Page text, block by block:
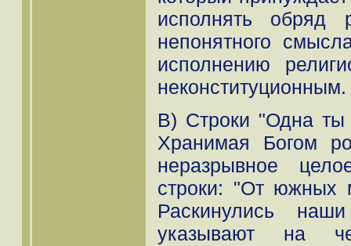
исполнять обряд
непонятного
исполнению
неконституционным.
В) Строки "Одна ты
Хранимая Богом
неразрывное
строки: "От южных
Раскинулись
указывают на